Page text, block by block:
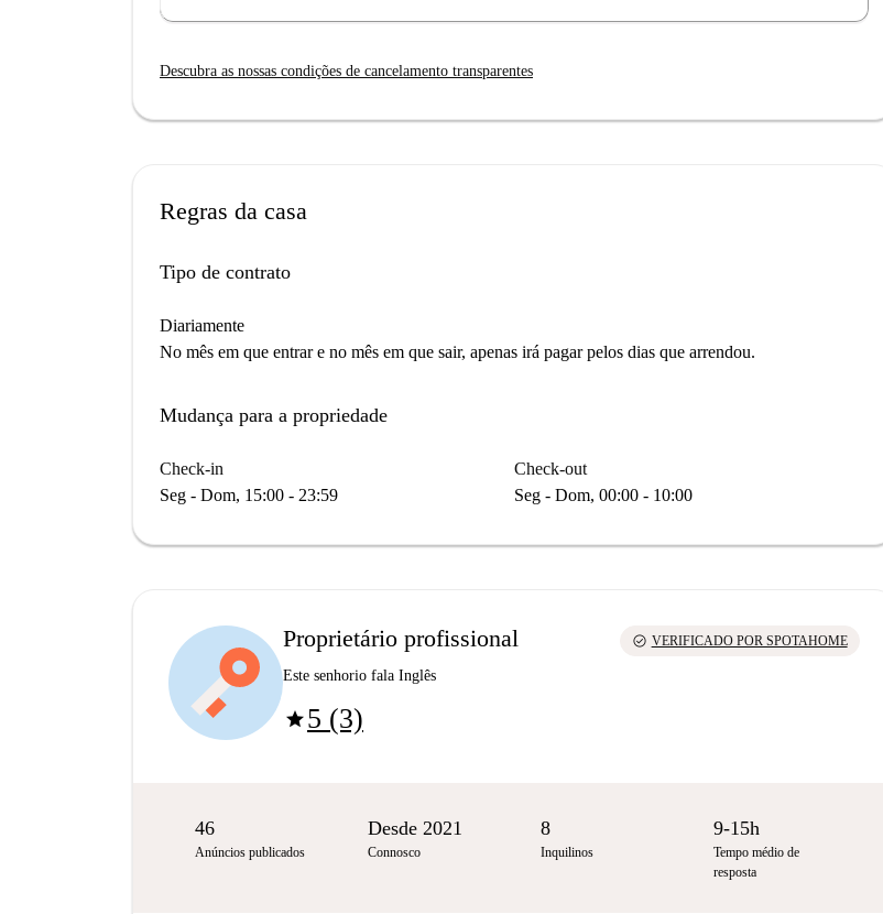
Descubra as nossas condições de cancelamento transparentes
Regras da casa
Tipo de contrato
Diariamente
No mês em que entrar e no mês em que sair, apenas irá pagar pelos dias que arrendou.
Mudança para a propriedade
Check-in
Seg - Dom, 15:00 - 23:59
Check-out
Seg - Dom, 00:00 - 10:00
Proprietário profissional
Este senhorio fala Inglês
star5 (3)
check_circle VERIFICADO POR SPOTAHOME
46
Anúncios publicados
Desde 2021
Connosco
8
Inquilinos
9-15h
Tempo médio de
resposta